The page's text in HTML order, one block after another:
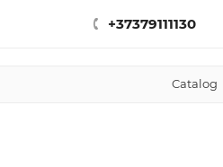
+37379111130
Catalog